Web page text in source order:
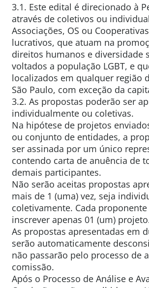
3.1. Este edital é direcionado à
através de coletivos ou
Associações, OS ou
lucrativos, que atuam na
direitos humanos e diversidade
voltados a população LGBT, e
localizados em qualquer região
São Paulo, com exceção da
3.2. As propostas poderão ser
individualmente ou coletivas.
Na hipótese de projetos
ou conjunto de entidades, a
ser assinada por um único
contendo carta de anuência de
demais participantes.
Não serão aceitas propostas
mais de 1 (uma) vez, seja
coletivamente. Cada
inscrever apenas 01 (um)
As propostas apresentadas em
serão automaticamente
não passarão pelo processo de
comissão.
Após o Processo de Análise e